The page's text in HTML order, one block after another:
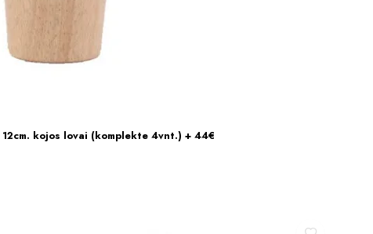
Į KREPŠELĮ
12cm. kojos lovai (komplekte 4vnt.) + 44€